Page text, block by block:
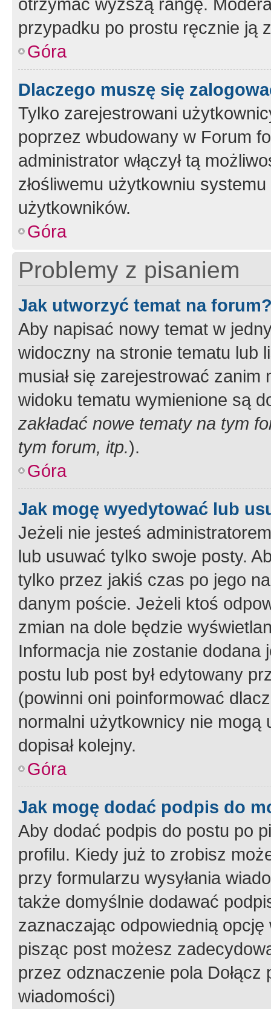
przypadku po prostu ręcznie ją
Góra
Dlaczego muszę się
Tylko zarejestrowani
poprzez wbudowany w Forum
administrator włączył tą
złośliwemu użytkowniu
użytkowników.
Góra
Problemy z pisaniem
Jak utworzyć temat na
Aby napisać nowy temat w
widoczny na stronie tematu lub
musiał się zarejestrować
widoku tematu wymienione są
zakładać nowe tematy na tym
tym forum, itp.).
Góra
Jak mogę wyedytować lub
Jeżeli nie jesteś
lub usuwać tylko swoje posty.
tylko przez jakiś czas po jego
danym poście. Jeżeli ktoś
zmian na dole będzie
Informacja nie zostanie dodana
postu lub post był edytowany
(powinni oni poinformować
normalni użytkownicy nie
dopisał kolejny.
Góra
Jak mogę dodać podpis do
Aby dodać podpis do postu po
profilu. Kiedy już to zrobisz
przy formularzu wysyłania
także domyślnie dodawać
zaznaczając odpowiednią
pisząc post możesz
przez odznaczenie pola
wiadomości)